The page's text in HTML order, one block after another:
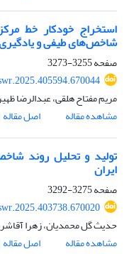
استخراج خودکار خط
شاخص‌های طیفی و
صفحه3255-3273
مریم مفتاح هلقی، عبدالرضا
مشاهده مقاله
اصل مقاله
تولید و تحلیل روند
ایران
صفحه3275-3292
حدیث گل محمدیان، زهرا
مشاهده مقاله
اصل مقاله